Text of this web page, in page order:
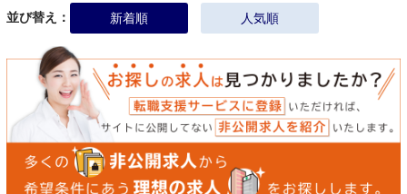
並び替え： 新着順 人気順